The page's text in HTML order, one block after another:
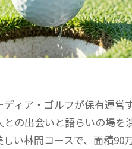
ィア・ゴルフが保有運営
の出会いと語らいの場を
い林間コースで、面積90